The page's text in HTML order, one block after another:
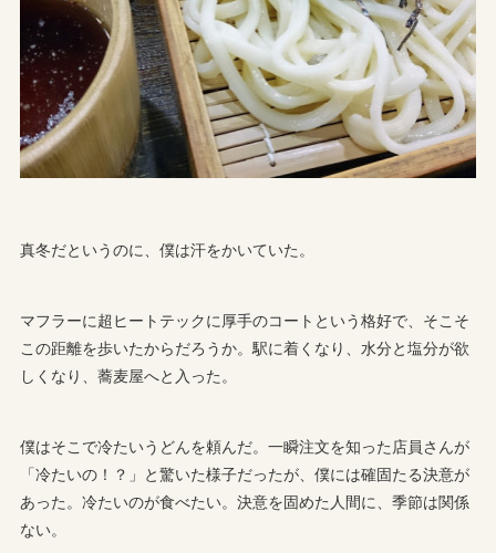
真冬だというのに、僕は汗をかいていた。
マフラーに超ヒートテックに厚手のコートという格好で、そこそ
この距離を歩いたからだろうか。駅に着くなり、水分と塩分が欲
しくなり、蕎麦屋へと入った。
僕はそこで冷たいうどんを頼んだ。一瞬注文を知った店員さんが
「冷たいの！？」と驚いた様子だったが、僕には確固たる決意が
あった。冷たいのが食べたい。決意を固めた人間に、季節は関係
ない。